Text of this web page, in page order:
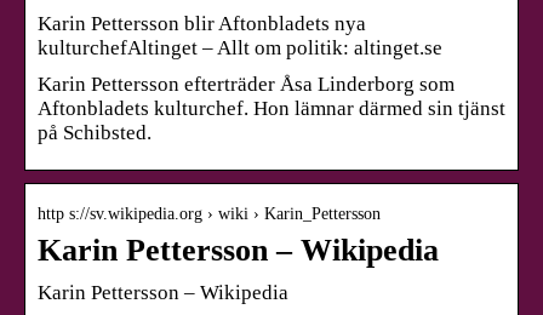
Karin Pettersson blir Aftonbladets nya
kulturchefAltinget – Allt om politik: altinget.se
Karin Pettersson efterträder Åsa Linderborg som
Aftonbladets kulturchef. Hon lämnar därmed sin tjänst
på Schibsted.
http s://sv.wikipedia.org › wiki › Karin_Pettersson
Karin Pettersson – Wikipedia
Karin Pettersson – Wikipedia